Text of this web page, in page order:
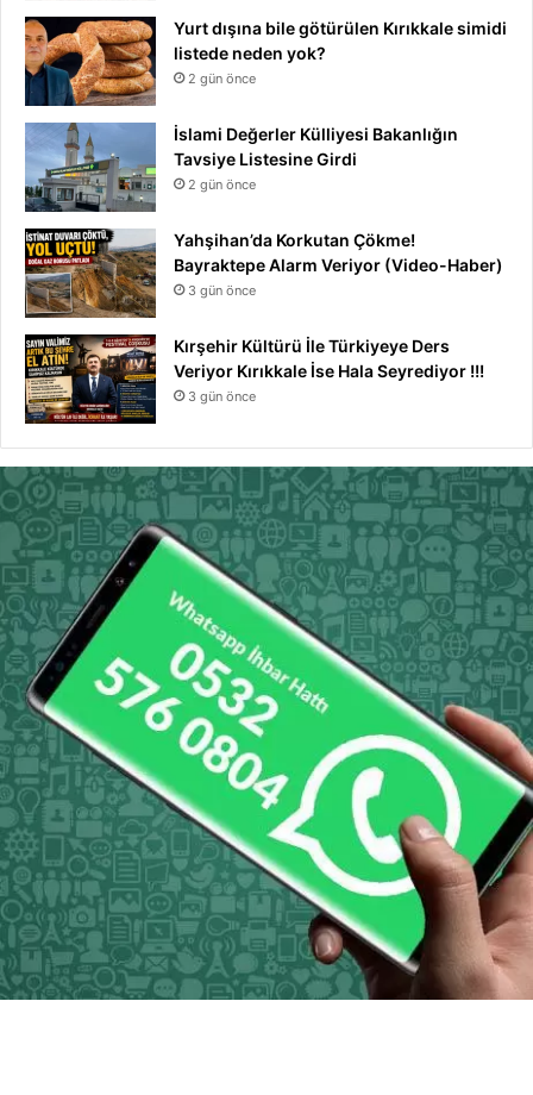
Yurt dışına bile götürülen Kırıkkale simidi
listede neden yok?
2 gün önce
İslami Değerler Külliyesi Bakanlığın
Tavsiye Listesine Girdi
2 gün önce
Yahşihan’da Korkutan Çökme!
Bayraktepe Alarm Veriyor (Video-Haber)
3 gün önce
Kırşehir Kültürü İle Türkiyeye Ders
Veriyor Kırıkkale İse Hala Seyrediyor !!!
3 gün önce